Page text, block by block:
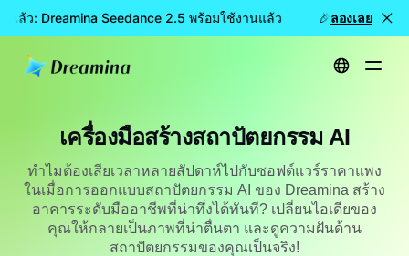
แล้ว: Dreamina Seedance 2.5 พร้อมใช้งานแล้ว 🎉 โมเดลใหม่เ
ลองเลย
หน้าหลัก สร้าง เครื่องสร้างสถาปัตยกรรมด้วย AI
เครื่องมือสร้างสถาปัตยกรรม AI
ทำไมต้องเสียเวลาหลายสัปดาห์ไปกับซอฟต์แวร์ราคาแพง
ในเมื่อการออกแบบสถาปัตยกรรม AI ของ Dreamina สร้าง
อาคารระดับมืออาชีพที่น่าทึ่งได้ทันที? เปลี่ยนไอเดียของ
คุณให้กลายเป็นภาพที่น่าตื่นตา และดูความฝันด้าน
สถาปัตยกรรมของคุณเป็นจริง!